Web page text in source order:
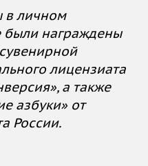
в личном
были награждены
лицензиата
а также
азбуки» от
России.